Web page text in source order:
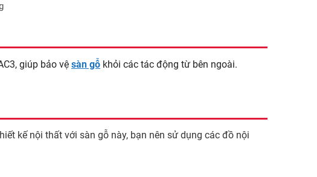
giúp bảo vệ sàn gỗ khỏi các tác động từ bên ngoài.
kế nội thất với sàn gỗ này, bạn nên sử dụng các đồ nội